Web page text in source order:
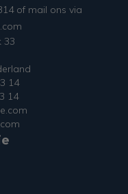
of mail ons via
33
14
14